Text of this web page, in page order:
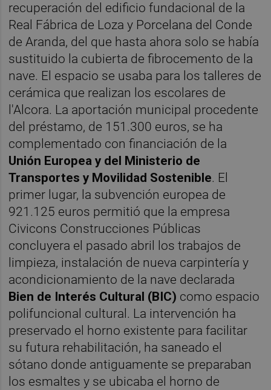
recuperación del edificio fundacional de la
Real Fábrica de Loza y Porcelana del Conde
de Aranda, del que hasta ahora solo se había
sustituido la cubierta de fibrocemento de la
nave. El espacio se usaba para los talleres de
cerámica que realizan los escolares de
l'Alcora. La aportación municipal procedente
del préstamo, de 151.300 euros, se ha
complementado con financiación de la
Unión Europea y del Ministerio de
Transportes y Movilidad Sostenible. El
primer lugar, la subvención europea de
921.125 euros permitió que la empresa
Civicons Construcciones Públicas
concluyera el pasado abril los trabajos de
limpieza, instalación de nueva carpintería y
acondicionamiento de la nave declarada
Bien de Interés Cultural (BIC) como espacio
polifuncional cultural. La intervención ha
preservado el horno existente para facilitar
su futura rehabilitación, ha saneado el
sótano donde antiguamente se preparaban
los esmaltes y se ubicaba el horno de